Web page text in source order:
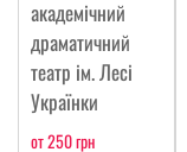
академічний
драматичний
театр ім. Лесі
Українки
от 250 грн